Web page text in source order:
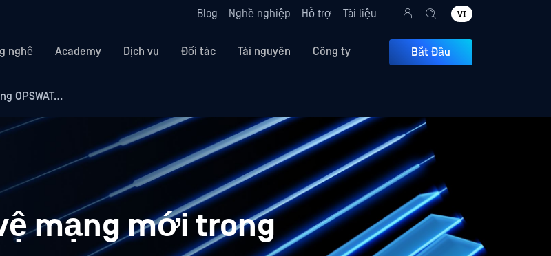
Blog Nghề nghiệp Hỗ trợ Tài liệu VI
nghệ Academy Dịch vụ Đối tác Tài nguyên Công ty Bắt Đầu
OPSWAT…
mạng mới trong